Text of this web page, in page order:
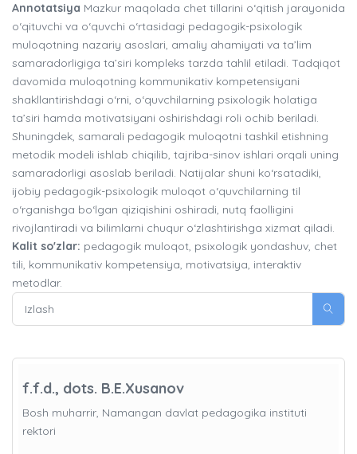
Annotatsiya Mazkur maqolada chet tillarini o‘qitish jarayonida
o‘qituvchi va o‘quvchi o‘rtasidagi pedagogik-psixologik
muloqotning nazariy asoslari, amaliy ahamiyati va ta’lim
samaradorligiga ta’siri kompleks tarzda tahlil etiladi. Tadqiqot
davomida muloqotning kommunikativ kompetensiyani
shakllantirishdagi o‘rni, o‘quvchilarning psixologik holatiga
ta’siri hamda motivatsiyani oshirishdagi roli ochib beriladi.
Shuningdek, samarali pedagogik muloqotni tashkil etishning
metodik modeli ishlab chiqilib, tajriba-sinov ishlari orqali uning
samaradorligi asoslab beriladi. Natijalar shuni ko‘rsatadiki,
ijobiy pedagogik-psixologik muloqot o‘quvchilarning til
o‘rganishga bo‘lgan qiziqishini oshiradi, nutq faolligini
rivojlantiradi va bilimlarni chuqur o‘zlashtirishga xizmat qiladi.
Kalit so'zlar: pedagogik muloqot, psixologik yondashuv, chet
tili, kommunikativ kompetensiya, motivatsiya, interaktiv
metodlar.
f.f.d., dots. B.E.Xusanov
Bosh muharrir, Namangan davlat pedagogika instituti
rektori